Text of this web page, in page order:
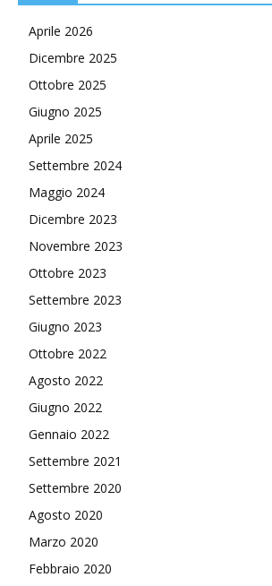
Aprile 2026
Dicembre 2025
Ottobre 2025
Giugno 2025
Aprile 2025
Settembre 2024
Maggio 2024
Dicembre 2023
Novembre 2023
Ottobre 2023
Settembre 2023
Giugno 2023
Ottobre 2022
Agosto 2022
Giugno 2022
Gennaio 2022
Settembre 2021
Settembre 2020
Agosto 2020
Marzo 2020
Febbraio 2020